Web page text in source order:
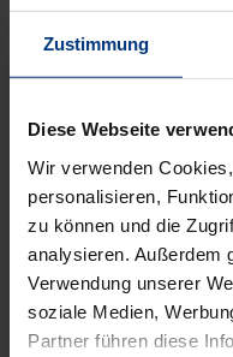
Zustimmung
Diese Webseite
Wir verwenden
personalisieren,
zu können und die
analysieren. Außerdem
Verwendung unserer
soziale Medien,
Partner führen diese
Europa der
The price depends
Nomos, 1. Edition
€106.00
incl. VAT
Select options